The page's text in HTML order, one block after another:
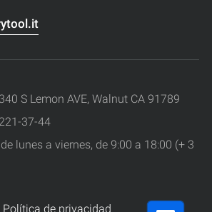
S Lemon AVE, Walnut CA 91789
37-44
lunes a viernes, de 9:00 a 18:00 (+ 3
Política de privacidad